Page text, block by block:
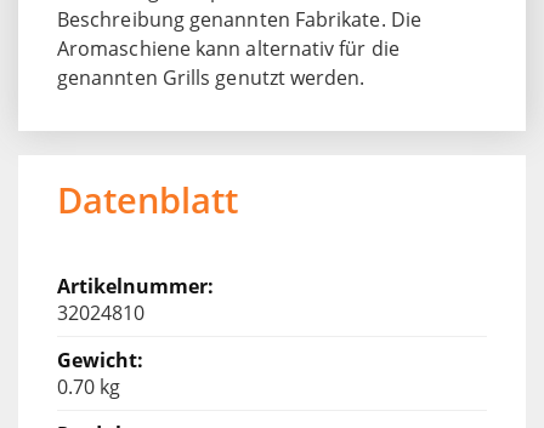
Beschreibung genannten Fabrikate. Die
Aromaschiene kann alternativ für die
genannten Grills genutzt werden.
Datenblatt
32024810
0.70 kg